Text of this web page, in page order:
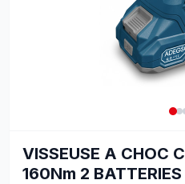
VISSEUSE A CHOC
160Nm 2